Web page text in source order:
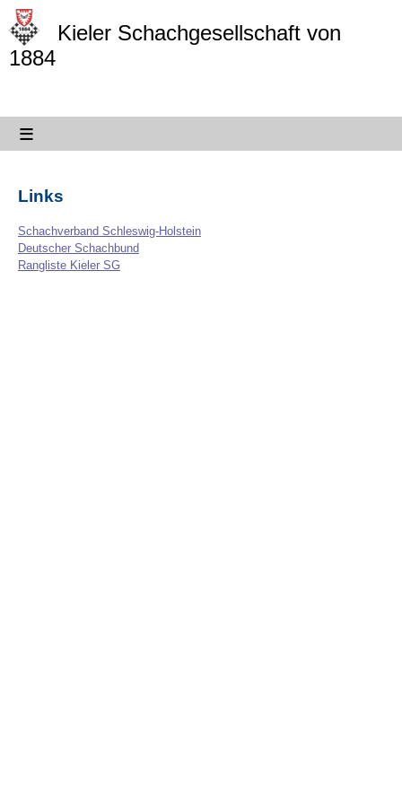
Kieler Schachgesellschaft von
1884
≡
Links
Schachverband Schleswig-Holstein
Deutscher Schachbund
Rangliste Kieler SG